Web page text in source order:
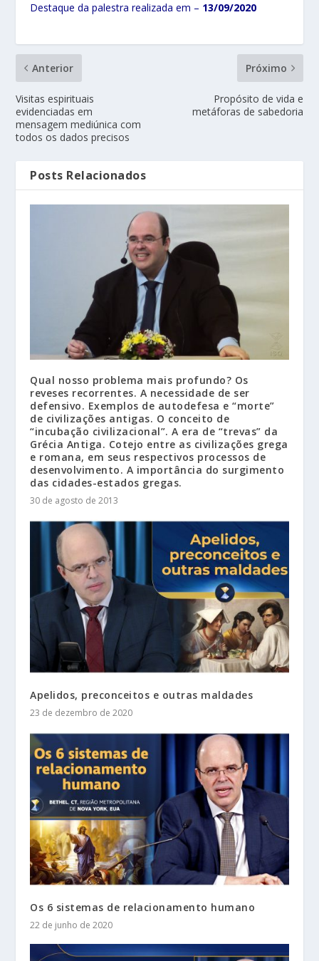
Destaque da palestra realizada em – 13/09/2020
Anterior
Visitas espirituais
evidenciadas em
mensagem mediúnica com
todos os dados precisos
Próximo
Propósito de vida e
metáforas de sabedoria
Posts Relacionados
Qual nosso problema mais profundo? Os
reveses recorrentes. A necessidade de ser
defensivo. Exemplos de autodefesa e “morte”
de civilizações antigas. O conceito de
“incubação civilizacional”. A era de “trevas” da
Grécia Antiga. Cotejo entre as civilizações grega
e romana, em seus respectivos processos de
desenvolvimento. A importância do surgimento
das cidades-estados gregas.
30 de agosto de 2013
Apelidos, preconceitos e outras maldades
23 de dezembro de 2020
Os 6 sistemas de relacionamento humano
22 de junho de 2020